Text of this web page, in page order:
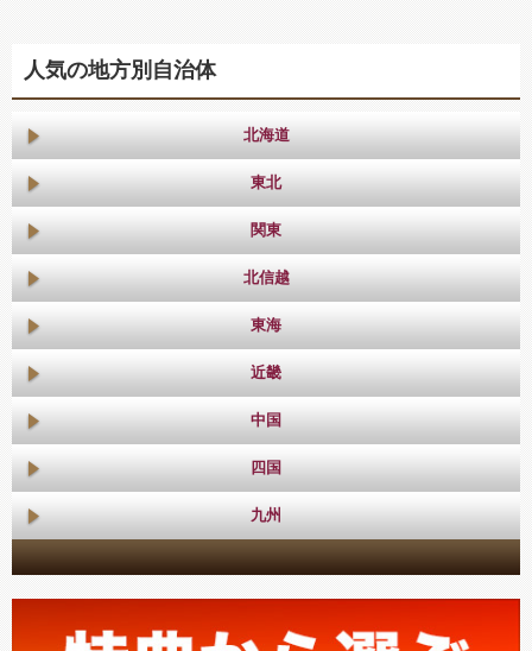
人気の地方別自治体
北海道
東北
関東
北信越
東海
近畿
中国
四国
九州